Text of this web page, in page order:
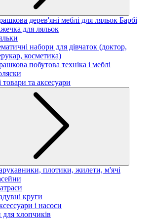
дерев'яні меблі для ляльок Барбі
для ляльок
набори для дівчаток (доктор,
косметика)
побутова техніка і меблі
та аксесуари
плотики, жилети, м'ячі
круги
і насоси
для хлопчиків